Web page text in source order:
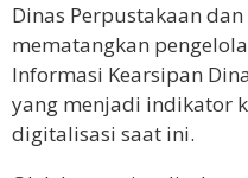
Dinas Perpustakaan dan
mematangkan
Informasi Kearsipan
yang menjadi indikator
digitalisasi saat ini.